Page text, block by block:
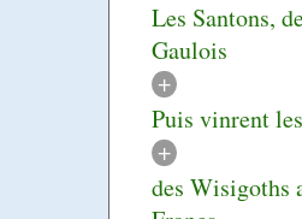
Les Santons,
Gaulois
+
Puis vinrent
+
des Wisigoths